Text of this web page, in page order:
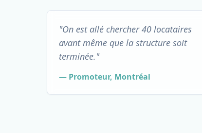
"On est allé chercher 40 locataires
avant même que la structure soit
terminée."
— Promoteur, Montréal